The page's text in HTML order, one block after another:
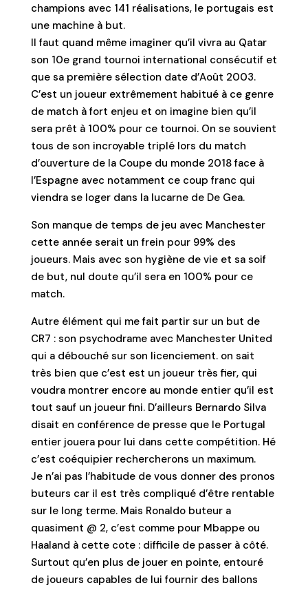
champions avec 141 réalisations, le portugais est
une machine à but.
Il faut quand même imaginer qu’il vivra au Qatar
son 10e grand tournoi international consécutif et
que sa première sélection date d’Août 2003.
C’est un joueur extrêmement habitué à ce genre
de match à fort enjeu et on imagine bien qu’il
sera prêt à 100% pour ce tournoi. On se souvient
tous de son incroyable triplé lors du match
d’ouverture de la Coupe du monde 2018 face à
l’Espagne avec notamment ce coup franc qui
viendra se loger dans la lucarne de De Gea.
Son manque de temps de jeu avec Manchester
cette année serait un frein pour 99% des
joueurs. Mais avec son hygiène de vie et sa soif
de but, nul doute qu’il sera en 100% pour ce
match.
Autre élément qui me fait partir sur un but de
CR7 : son psychodrame avec Manchester United
qui a débouché sur son licenciement. on sait
très bien que c’est est un joueur très fier, qui
voudra montrer encore au monde entier qu’il est
tout sauf un joueur fini. D’ailleurs Bernardo Silva
disait en conférence de presse que le Portugal
entier jouera pour lui dans cette compétition. Hé
c’est coéquipier rechercherons un maximum.
Je n’ai pas l’habitude de vous donner des pronos
buteurs car il est très compliqué d’être rentable
sur le long terme. Mais Ronaldo buteur a
quasiment @ 2, c’est comme pour Mbappe ou
Haaland à cette cote : difficile de passer à côté.
Surtout qu’en plus de jouer en pointe, entouré
de joueurs capables de lui fournir des ballons